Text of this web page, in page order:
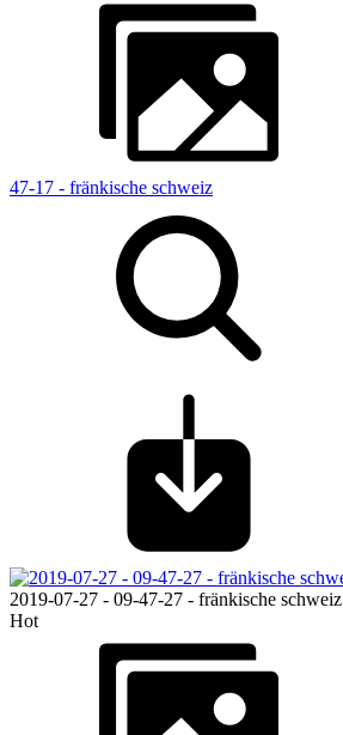
47-17 - fränkische schweiz
2019-07-27 - 09-47-27 - fränkische schweiz
Hot